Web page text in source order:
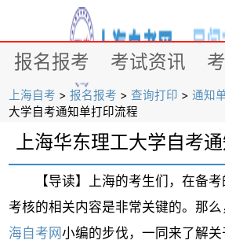
报名报考 考试资讯
上海自考 >报名报考 >查询打印 >通知
大学自考通知单打印流程
上海华东理工大学自考
【导读】上海的考生们，在备考
考核的相关内容是非常关键的。那
海自考网小编的步伐，一同来了解